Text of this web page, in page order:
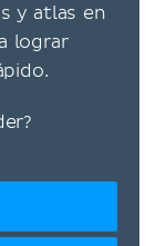
y atlas en
lograr